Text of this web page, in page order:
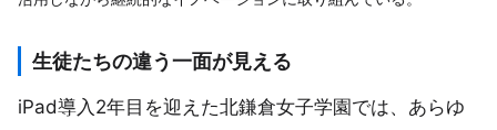
生徒たちの違う一面が見える
iPad導入2年目を迎えた北鎌倉女子学園では、あらゆ